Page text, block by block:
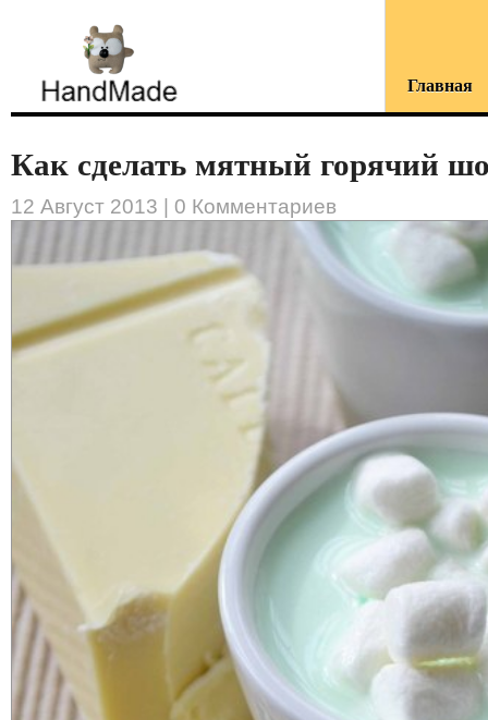
Главная
Как сделать мятный горячий
12 Август 2013 | 0 Комментариев